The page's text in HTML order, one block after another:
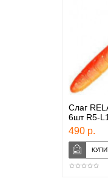
Слаг
6шт R5-
490 р.